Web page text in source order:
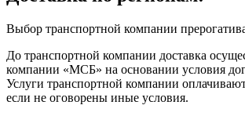
Выбор транспортной компании
До транспортной компании доставка
компании «МСБ» на основании условия
Услуги транспортной компании
если не оговорены иные условия.